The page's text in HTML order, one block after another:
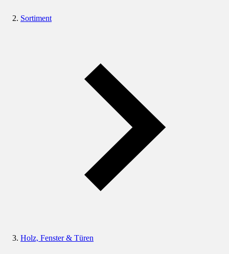
Sortiment
Holz, Fenster & Türen